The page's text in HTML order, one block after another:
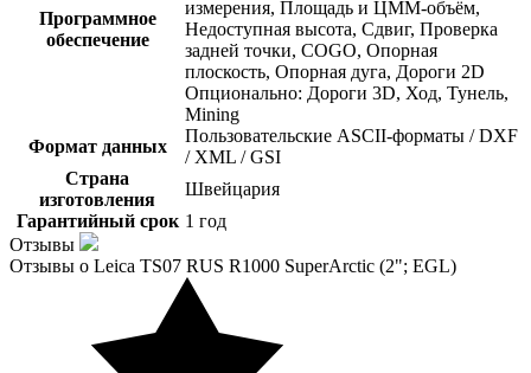
Программное
обеспечение
измерения, Площадь и ЦММ-объём,
Недоступная высота, Сдвиг, Проверка
задней точки, COGO, Опорная
плоскость, Опорная дуга, Дороги 2D
Опционально: Дороги 3D, Ход, Тунель,
Mining
Формат данных
Пользовательские ASCII-форматы / DXF
/ XML / GSI
Страна
изготовления
Швейцария
Гарантийный срок 1 год
Отзывы
Отзывы о Leica TS07 RUS R1000 SuperArctic (2"; EGL)